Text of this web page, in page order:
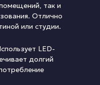
так и
Отлично
или студии.
LED-
долгий